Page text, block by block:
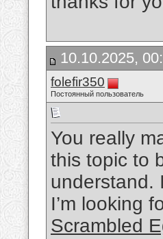
10.10.2025,
folefir350
Постоянный пользователь
You really
this topic to
understand.
I’m looking
Scrambled